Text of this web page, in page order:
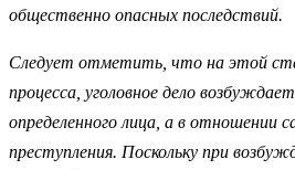
общественно опасных последствий.
Следует отметить, что на этой
процесса, уголовное дело
определенного лица, а в отношении
преступления. Поскольку при